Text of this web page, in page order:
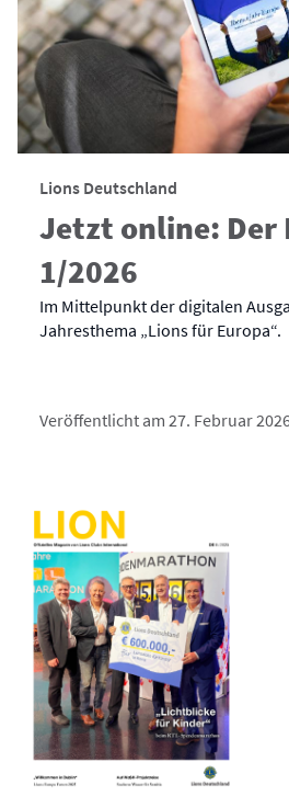
Lions Deutschland
Jetzt online: Der
1/2026
Im Mittelpunkt der digitalen
Jahresthema „Lions für Europa“.
Veröffentlicht am 27. Februar